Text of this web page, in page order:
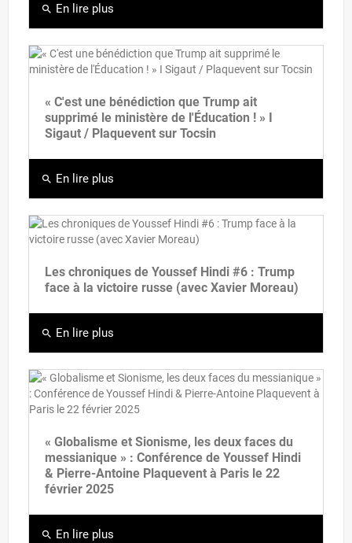
search En lire plus
« C'est une bénédiction que Trump ait
supprimé le ministère de l'Éducation ! » I
Sigaut / Plaquevent sur Tocsin
search En lire plus
Les chroniques de Youssef Hindi #6 : Trump
face à la victoire russe (avec Xavier Moreau)
search En lire plus
« Globalisme et Sionisme, les deux faces du
messianique » : Conférence de Youssef Hindi
& Pierre-Antoine Plaquevent à Paris le 22
février 2025
search En lire plus